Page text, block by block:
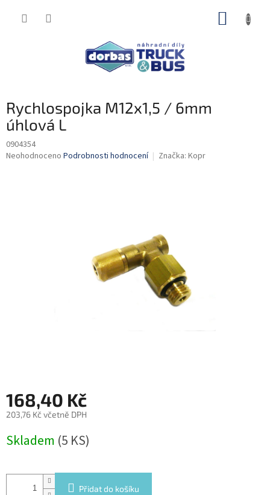
Rychlospojka M12x1,5 / 6mm
úhlová L
0904354
Průměrné
Neohodnoceno Podrobnosti hodnocení Značka: Kopr
168,40 Kč
203,76 Kč včetně DPH
cena:
Skladem (5 KS)
Přidat do košíku